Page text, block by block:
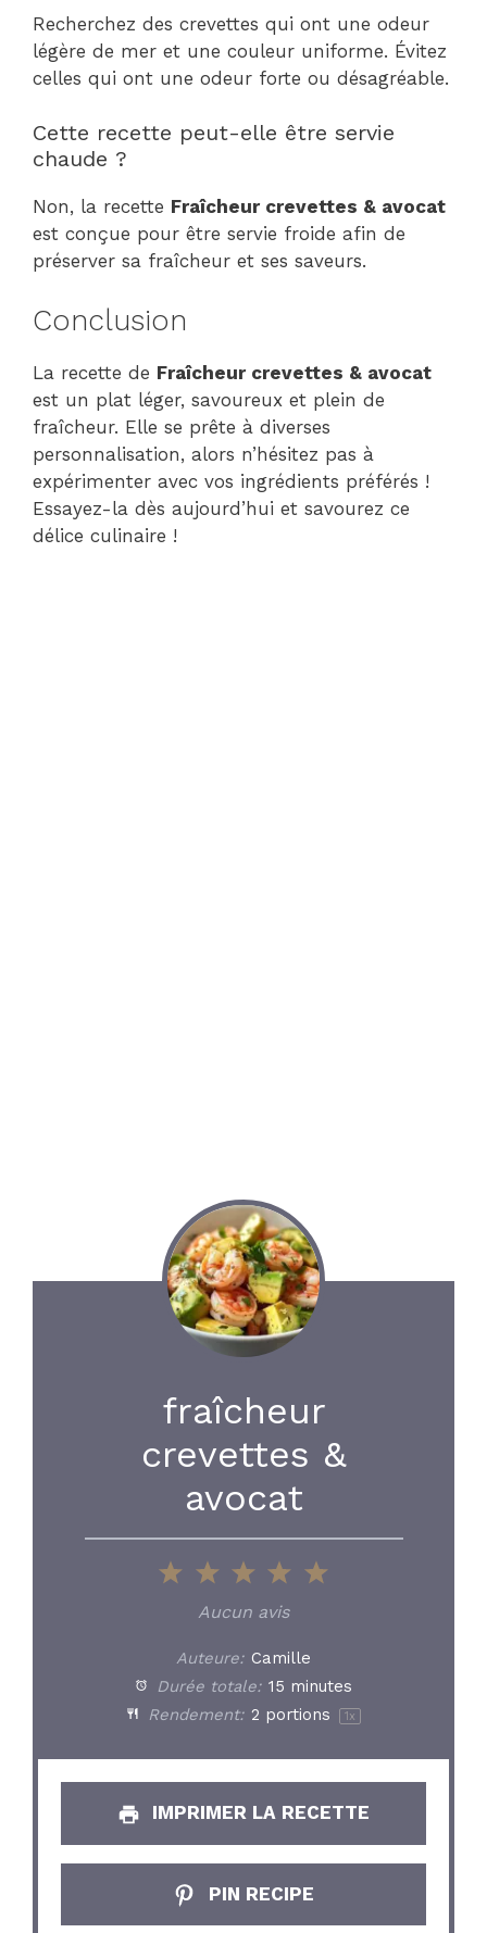
Recherchez des crevettes qui ont une odeur
légère de mer et une couleur uniforme. Évitez
celles qui ont une odeur forte ou désagréable.
Cette recette peut-elle être servie
chaude ?
Non, la recette Fraîcheur crevettes & avocat
est conçue pour être servie froide afin de
préserver sa fraîcheur et ses saveurs.
Conclusion
La recette de Fraîcheur crevettes & avocat
est un plat léger, savoureux et plein de
fraîcheur. Elle se prête à diverses
personnalisation, alors n’hésitez pas à
expérimenter avec vos ingrédients préférés !
Essayez-la dès aujourd’hui et savourez ce
délice culinaire !
fraîcheur
crevettes &
avocat
5
4
3
Stars
2
Stars
1
Star
Aucun avis
Auteure: Camille
Durée totale: 15 minutes
Rendement: 2 portions 1 x
IMPRIMER LA RECETTE
PIN RECIPE